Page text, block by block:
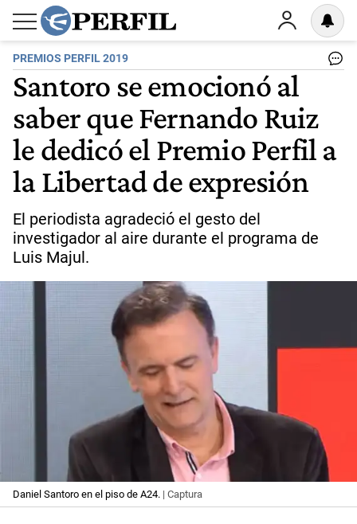
PREMIOS PERFIL 2019
Santoro se emocionó al
saber que Fernando Ruiz
le dedicó el Premio Perfil a
la Libertad de expresión
El periodista agradeció el gesto del
investigador al aire durante el programa de
Luis Majul.
Daniel Santoro en el piso de A24. | Captura